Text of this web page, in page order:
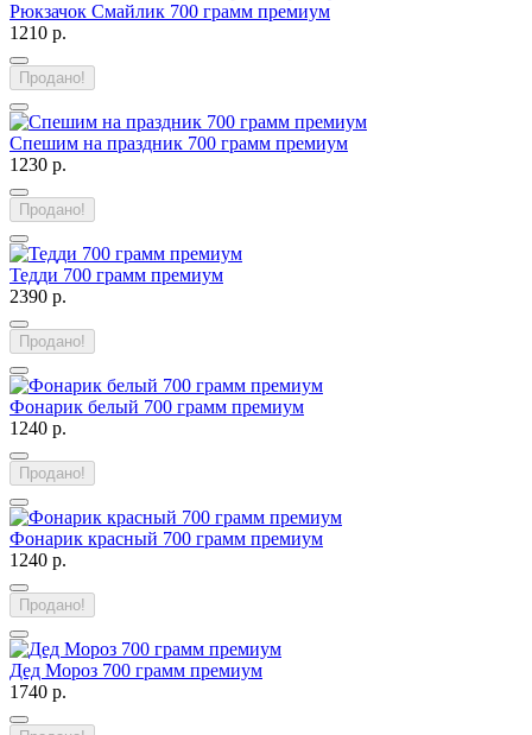
Рюкзачок Смайлик 700 грамм премиум
1210 р.
Продано!
Спешим на праздник 700 грамм премиум
1230 р.
Продано!
Тедди 700 грамм премиум
2390 р.
Продано!
Фонарик белый 700 грамм премиум
1240 р.
Продано!
Фонарик красный 700 грамм премиум
1240 р.
Продано!
Дед Мороз 700 грамм премиум
1740 р.